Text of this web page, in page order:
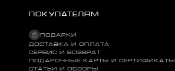
ПОКУПАТЕЛЯМ
ПОДАРКИ
ДОСТАВКА И ОПЛАТА
СЕРВИС И ВОЗВРАТ
ПОДАРОЧНЫЕ КАРТЫ И СЕРТИФИКАТЫ
СТАТЬИ И ОБЗОРЫ